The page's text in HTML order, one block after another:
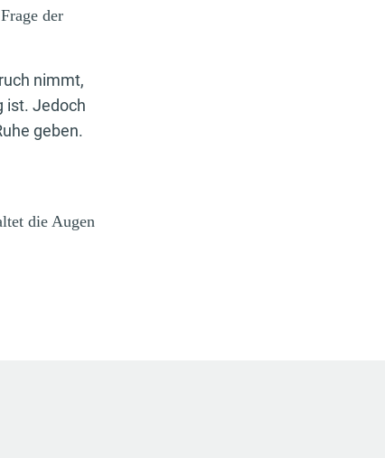
der
nimmt,
ist. Jedoch
geben.
die Augen